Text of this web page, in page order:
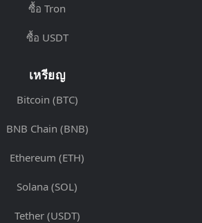
ซื้อ Tron
ซื้อ USDT
เหรียญ
Bitcoin (BTC)
BNB Chain (BNB)
Ethereum (ETH)
Solana (SOL)
Tether (USDT)